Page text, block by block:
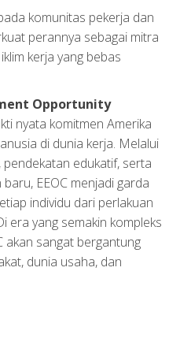
komunitas pekerja dan
perannya sebagai mitra
kerja yang bebas
Opportunity
nyata komitmen Amerika
di dunia kerja. Melalui
pendekatan edukatif, serta
EEOC menjadi garda
individu dari perlakuan
era yang semakin kompleks
akan sangat bergantung
dunia usaha, dan